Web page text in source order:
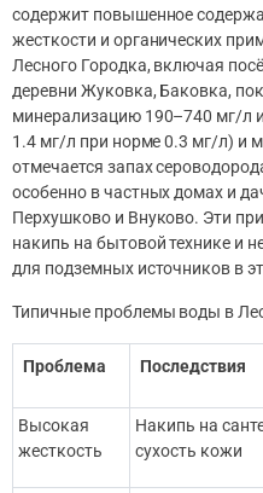
содержит повышенное
жесткости и органических
Лесного Городка, включая
деревни Жуковка, Баковка,
минерализацию 190–740 мг/л
1.4 мг/л при норме 0.3 мг/л) и
отмечается запах
особенно в частных домах и
Перхушково и Внуково. Эти
накипь на бытовой технике и
для подземных источников в
Типичные проблемы воды в
Проблема Последствия
Высокая
жесткость
Накипь на
сухость кожи